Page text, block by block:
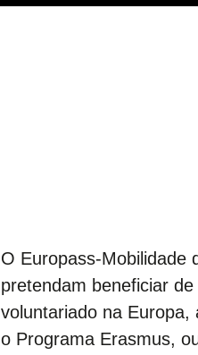
O Europass-Mobilidade
pretendam beneficiar
voluntariado na
o Programa Erasmus,